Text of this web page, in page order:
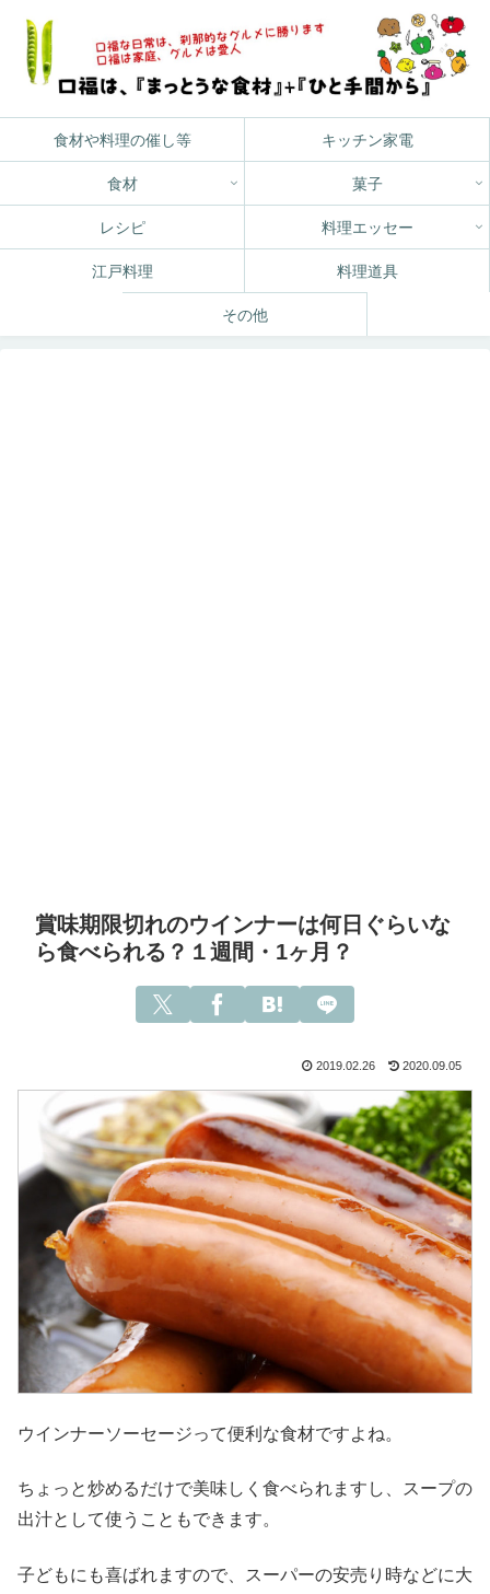
食材や料理の催し等 キッチン家電
食材 菓子
レシピ 料理エッセー
江戸料理 料理道具
その他
賞味期限切れのウインナーは何日ぐらいな
ら食べられる？１週間・1ヶ月？
2019.02.26 2020.09.05
ウインナーソーセージって便利な食材ですよね。
ちょっと炒めるだけで美味しく食べられますし、スープの
出汁として使うこともできます。
子どもにも喜ばれますので、スーパーの安売り時などに大